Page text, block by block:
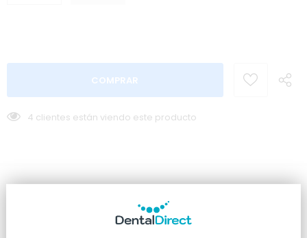
4 clientes están viendo este producto